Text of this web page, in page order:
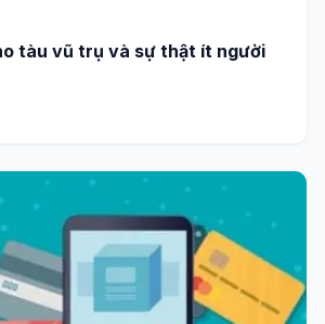
tàu vũ trụ và sự thật ít người